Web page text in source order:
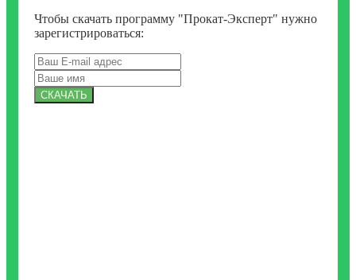
Чтобы скачать программу "Прокат-Эксперт" нужно
зарегистрироваться:
СКАЧАТЬ